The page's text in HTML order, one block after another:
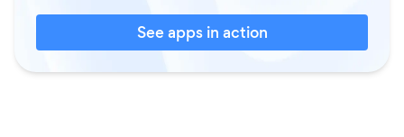
See apps in action